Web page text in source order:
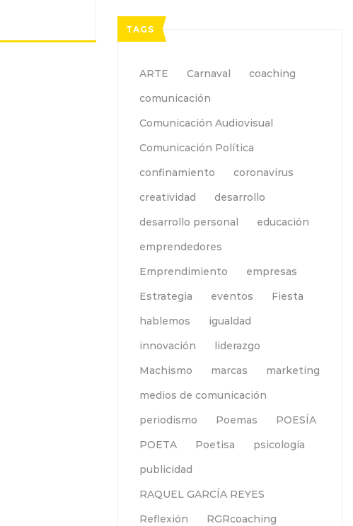
TAGS
ARTE Carnaval
coaching
comunicación
Comunicación Audiovisual
Comunicación Política
confinamiento
coronavirus
creatividad
desarrollo
desarrollo personal
educación
emprendedores
Emprendimiento
empresas
Estrategia
eventos
Fiesta
hablemos
igualdad
innovación
liderazgo
Machismo
marcas
marketing
medios de comunicación
periodismo
Poemas
POESÍA
POETA
Poetisa
psicología
publicidad
RAQUEL GARCÍA REYES
Reflexión
RGRcoaching